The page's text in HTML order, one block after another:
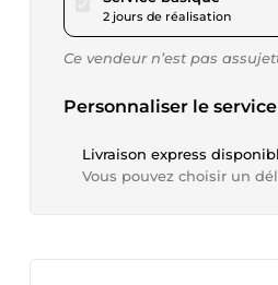
2 jours de réalisation
Ce vendeur n’est pas
Personnaliser le service
Livraison express
Vous pouvez choisir un